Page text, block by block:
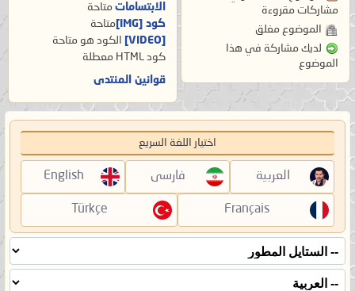
مشاركات مقروءة
الموضوع مغلق
لديك مشاركة في هذا
الموضوع
الابتسامات متاحة
كود [IMG]
متاحة
[VIDEO]
الكود هو متاحة
كود HTML
معطلة
قوانين المنتدى
اختيار اللغة السريع
العربية فارسی English
Français
Türkçe